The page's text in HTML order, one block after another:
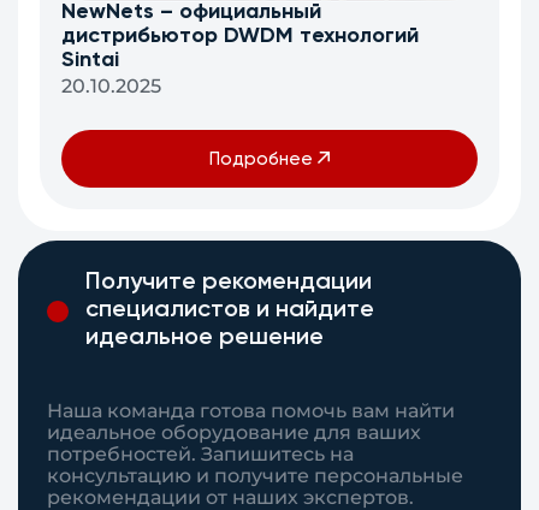
NewNets – официальный
дистрибьютор DWDM технологий
Sintai
20.10.2025
Подробнее
Получите рекомендации
специалистов и найдите
идеальное решение
Наша команда готова помочь вам найти
идеальное оборудование для ваших
потребностей. Запишитесь на
консультацию и получите персональные
рекомендации от наших экспертов.